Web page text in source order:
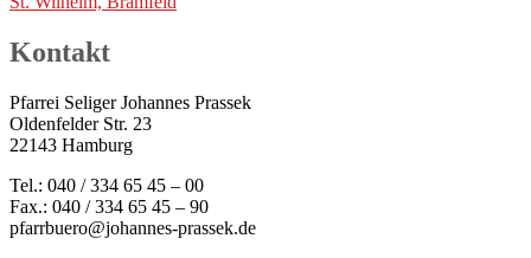
Kontakt
Pfarrei Seliger Johannes Prassek
Oldenfelder Str. 23
22143 Hamburg
Tel.: 040 / 334 65 45 – 00
Fax.: 040 / 334 65 45 – 90
pfarrbuero@johannes-prassek.de